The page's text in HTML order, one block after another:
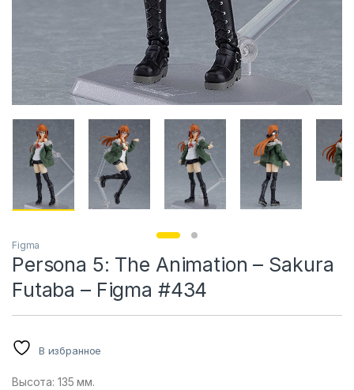
Figma
Persona 5: The Animation – Sakura
Futaba – Figma #434
В избранное
Высота: 135 мм.